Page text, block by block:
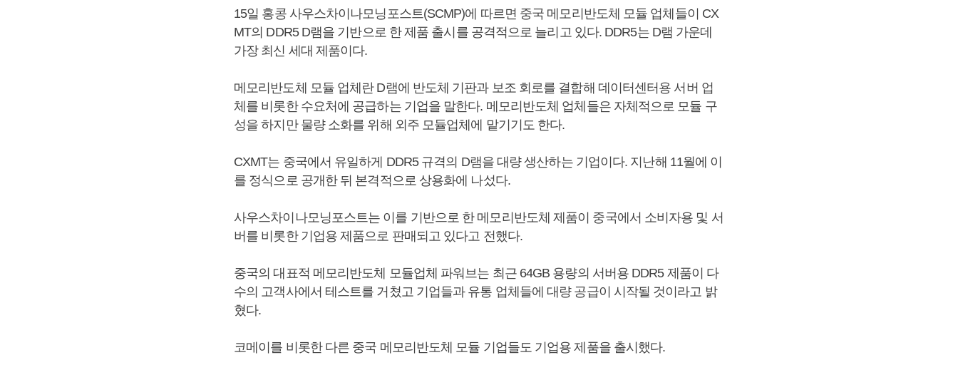
15일 홍콩 사우스차이나모닝포스트(SCMP)에 따르면 중국 메모리반도체 모듈 업체들이 CX
MT의 DDR5 D램을 기반으로 한 제품 출시를 공격적으로 늘리고 있다. DDR5는 D램 가운데
가장 최신 세대 제품이다.
메모리반도체 모듈 업체란 D램에 반도체 기판과 보조 회로를 결합해 데이터센터용 서버 업
체를 비롯한 수요처에 공급하는 기업을 말한다. 메모리반도체 업체들은 자체적으로 모듈 구
성을 하지만 물량 소화를 위해 외주 모듈업체에 맡기기도 한다.
CXMT는 중국에서 유일하게 DDR5 규격의 D램을 대량 생산하는 기업이다. 지난해 11월에 이
를 정식으로 공개한 뒤 본격적으로 상용화에 나섰다.
사우스차이나모닝포스트는 이를 기반으로 한 메모리반도체 제품이 중국에서 소비자용 및 서
버를 비롯한 기업용 제품으로 판매되고 있다고 전했다.
중국의 대표적 메모리반도체 모듈업체 파워브는 최근 64GB 용량의 서버용 DDR5 제품이 다
수의 고객사에서 테스트를 거쳤고 기업들과 유통 업체들에 대량 공급이 시작될 것이라고 밝
혔다.
코메이를 비롯한 다른 중국 메모리반도체 모듈 기업들도 기업용 제품을 출시했다.